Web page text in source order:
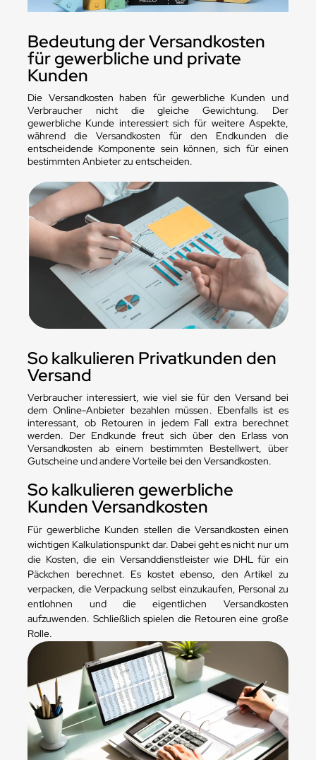
Bedeutung der Versandkosten
für gewerbliche und private
Kunden
Die Versandkosten haben für gewerbliche Kunden und
Verbraucher nicht die gleiche Gewichtung. Der
gewerbliche Kunde interessiert sich für weitere Aspekte,
während die Versandkosten für den Endkunden die
entscheidende Komponente sein können, sich für einen
bestimmten Anbieter zu entscheiden.
So kalkulieren Privatkunden den
Versand
Verbraucher interessiert, wie viel sie für den Versand bei
dem Online-Anbieter bezahlen müssen. Ebenfalls ist es
interessant, ob Retouren in jedem Fall extra berechnet
werden. Der Endkunde freut sich über den Erlass von
Versandkosten ab einem bestimmten Bestellwert, über
Gutscheine und andere Vorteile bei den Versandkosten.
So kalkulieren gewerbliche
Kunden Versandkosten
Für gewerbliche Kunden stellen die Versandkosten einen
wichtigen Kalkulationspunkt dar. Dabei geht es nicht nur um
die Kosten, die ein Versanddienstleister wie DHL für ein
Päckchen berechnet. Es kostet ebenso, den Artikel zu
verpacken, die Verpackung selbst einzukaufen, Personal zu
entlohnen und die eigentlichen Versandkosten
aufzuwenden. Schließlich spielen die Retouren eine große
Rolle.